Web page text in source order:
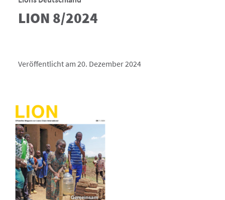
LION 8/2024
Veröffentlicht am 20. Dezember 2024